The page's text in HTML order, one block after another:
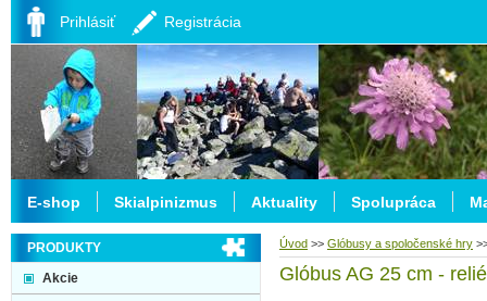
Úvod >> Glóbusy a spoločenské hry
Glóbus AG 25 cm -
PRODUKTY
Akcie
E-shop Skialpinizmus Aktuality Spolupráca
Prihlásiť Registrácia